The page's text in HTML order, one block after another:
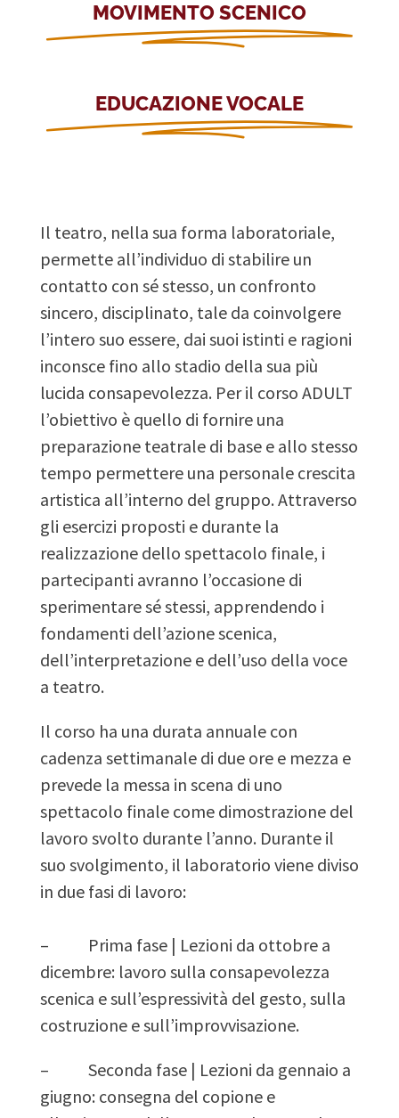
MOVIMENTO SCENICO
EDUCAZIONE VOCALE
Il teatro, nella sua forma laboratoriale,
permette all’individuo di stabilire un
contatto con sé stesso, un confronto
sincero, disciplinato, tale da coinvolgere
l’intero suo essere, dai suoi istinti e ragioni
inconsce fino allo stadio della sua più
lucida consapevolezza. Per il corso ADULT
l’obiettivo è quello di fornire una
preparazione teatrale di base e allo stesso
tempo permettere una personale crescita
artistica all’interno del gruppo. Attraverso
gli esercizi proposti e durante la
realizzazione dello spettacolo finale, i
partecipanti avranno l’occasione di
sperimentare sé stessi, apprendendo i
fondamenti dell’azione scenica,
dell’interpretazione e dell’uso della voce
a teatro.
Il corso ha una durata annuale con
cadenza settimanale di due ore e mezza e
prevede la messa in scena di uno
spettacolo finale come dimostrazione del
lavoro svolto durante l’anno. Durante il
suo svolgimento, il laboratorio viene diviso
in due fasi di lavoro:
– Prima fase | Lezioni da ottobre a
dicembre: lavoro sulla consapevolezza
scenica e sull’espressività del gesto, sulla
costruzione e sull’improvvisazione.
– Seconda fase | Lezioni da gennaio a
giugno: consegna del copione e